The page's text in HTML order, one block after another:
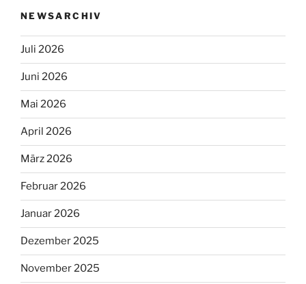
NEWSARCHIV
Juli 2026
Juni 2026
Mai 2026
April 2026
März 2026
Februar 2026
Januar 2026
Dezember 2025
November 2025